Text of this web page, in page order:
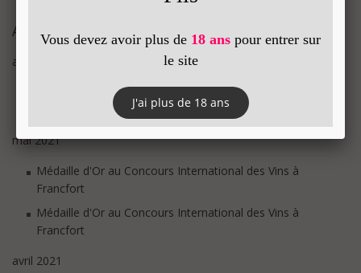
Autres actualités
avril 2023
Champagne Augé : Médailles D'Or au Concours Mondial
des Féminalise à Beaune 2023
mai 2021
Médaille d'Or au Concours International des Vins à
Francfort
Médaille d'Or au Concours International des Vins à
Francfort
avril 2021